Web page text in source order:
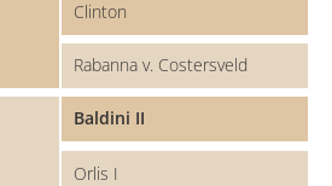
Clinton
Rabanna v. Costersveld
Baldini II
Orlis I